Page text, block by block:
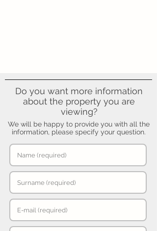
Do you want more information
about the property you are
viewing?
We will be happy to provide you with all the
information, please specify your question.